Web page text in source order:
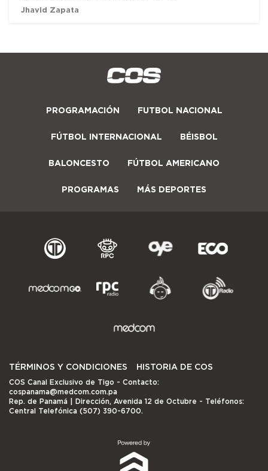
Jhavid Zapata
PROGRAMACIÓN FUTBOL NACIONAL
FÚTBOL INTERNACIONAL BÉISBOL
BALONCESTO FÚTBOL AMERICANO
PROGRAMAS MÁS DEPORTES
TÉRMINOS Y CONDICIONES HISTORIA DE COS
COS Canal Exclusivo de Tigo - Contacto:
cospanama@medcom.com.pa
Rep. de Panamá | Dirección, Avenida 12 de Octubre - Teléfonos:
Central Telefónica (507) 390-6700.